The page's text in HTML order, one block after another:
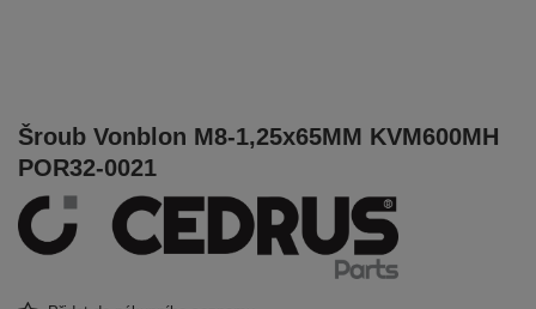
Šroub Vonblon M8-1,25x65MM KVM600MH
POR32-0021